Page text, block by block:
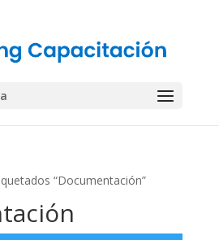
“Documentación”